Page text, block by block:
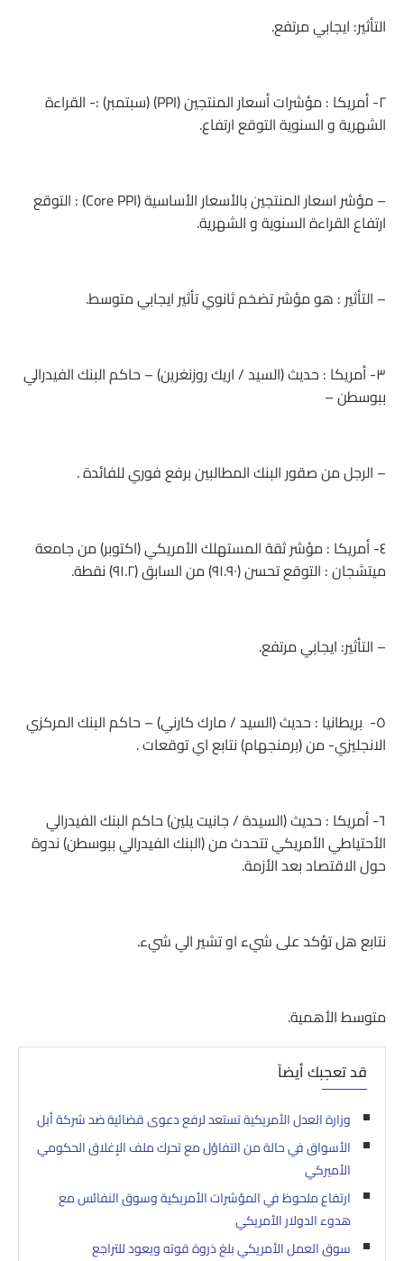
التأثير: ايجابي مرتفع.
٢- أمريكا : مؤشرات أسعار المنتجين (PPI) (سبتمبر) :- القراءة
الشهرية و السنوية التوقع ارتفاع.
– مؤشر اسعار المنتجين بالأسعار الأساسية (Core PPI) : التوقع
ارتفاع القراءة السنوية و الشهرية.
– التأثير : هو مؤشر تضخم ثانوي تأثير ايجابي متوسط.
٣- أمريكا : حديث (السيد / اريك روزنغرين) – حاكم البنك الفيدرالي
ببوسطن –
– الرجل من صقور البنك المطالبين برفع فوري للفائدة .
٤- أمريكا : مؤشر ثقة المستهلك الأمريكي (اكتوبر) من جامعة
ميتشجان : التوقع تحسن (٩١.٩٠) من السابق (٩١.٢) نقطة.
– التأثير: ايجابي مرتفع.
٥- بريطانيا : حديث (السيد / مارك كارني) – حاكم البنك المركزي
الانجليزي- من (برمنجهام) نتابع اي توقعات .
٦- أمريكا : حديث (السيدة / جانيت يلين) حاكم البنك الفيدرالي
الأحتياطي الأمريكي تتحدث من (البنك الفيدرالي ببوسطن) ندوة
حول الاقتصاد بعد الأزمة.
نتابع هل تؤكد على شيء او تشير الي شيء.
متوسط الأهمية.
قد تعجبك أيضاً
وزارة العدل الأمريكية تستعد لرفع دعوى قضائية ضد شركة أبل
الأسواق في حالة من التفاؤل مع تحرك ملف الإغلاق الحكومي
الأميركي
ارتفاع ملحوظ في المؤشرات الأمريكية وسوق النفائس مع
هدوء الدولار الأمريكي
سوق العمل الأمريكي بلغ ذروة قوته ويعود للتراجع